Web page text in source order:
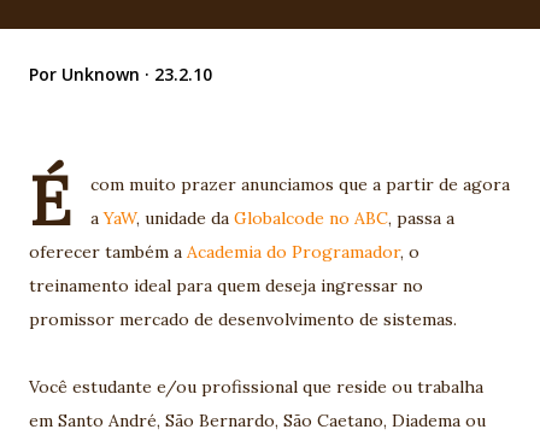
Por Unknown 23.2.10
É
com muito prazer anunciamos que a partir de agora
aYaW, unidade da Globalcode no ABC, passa a
oferecer também a Academia do Programador, o
treinamento ideal para quem deseja ingressar no
promissor mercado de desenvolvimento de sistemas.
Você estudante e/ou profissional que reside ou trabalha
em Santo André, São Bernardo, São Caetano, Diadema ou